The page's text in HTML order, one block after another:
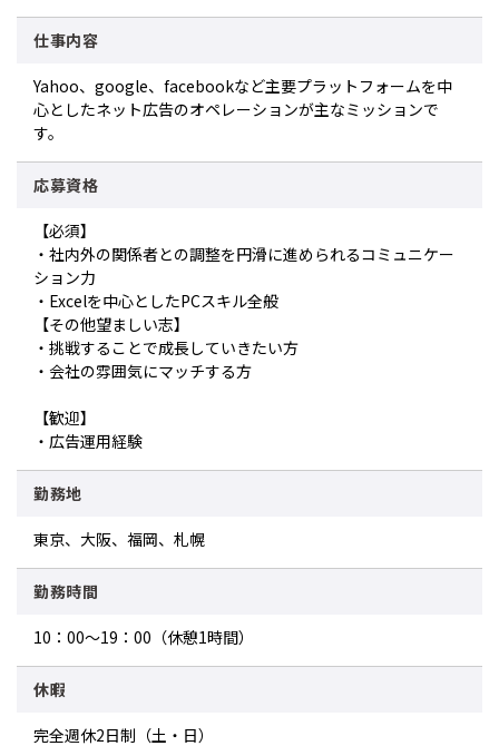
仕事内容
Yahoo、google、facebookなど主要プラットフォームを中
心としたネット広告のオペレーションが主なミッションで
す。
応募資格
【必須】
・社内外の関係者との調整を円滑に進められるコミュニケー
ション力
・Excelを中心としたPCスキル全般
【その他望ましい志】
・挑戦することで成長していきたい方
・会社の雰囲気にマッチする方
【歓迎】
・広告運用経験
勤務地
東京、大阪、福岡、札幌
勤務時間
10：00～19：00（休憩1時間）
休暇
完全週休2日制（土・日）